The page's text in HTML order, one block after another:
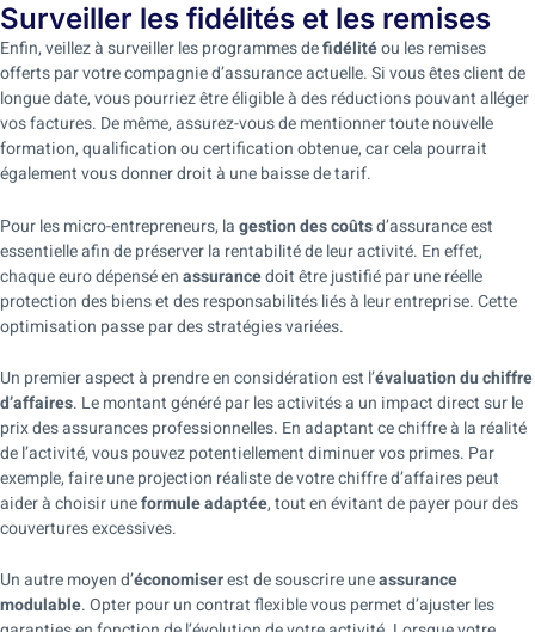
Surveiller les fidélités et les remises
Enfin, veillez à surveiller les programmes defidélitéou les remises
offerts par votre compagnie d’assurance actuelle. Si vous êtes client de
longue date, vous pourriez être éligible à des réductions pouvant alléger
vos factures. De même, assurez-vous de mentionner toute nouvelle
formation, qualification ou certification obtenue, car cela pourrait
également vous donner droit à une baisse de tarif.
Pour les micro-entrepreneurs, lagestion des coûtsd’assurance est
essentielle afin de préserver la rentabilité de leur activité. En effet,
chaque euro dépensé enassurancedoit être justifié par une réelle
protection des biens et des responsabilités liés à leur entreprise. Cette
optimisation passe par des stratégies variées.
Un premier aspect à prendre en considération est l’évaluation du chiffre
d’affaires. Le montant généré par les activités a un impact direct sur le
prix des assurances professionnelles. En adaptant ce chiffre à la réalité
de l’activité, vous pouvez potentiellement diminuer vos primes. Par
exemple, faire une projection réaliste de votre chiffre d’affaires peut
aider à choisir uneformule adaptée, tout en évitant de payer pour des
couvertures excessives.
Un autre moyen d’économiserest de souscrire uneassurance
modulable. Opter pour un contrat flexible vous permet d’ajuster les